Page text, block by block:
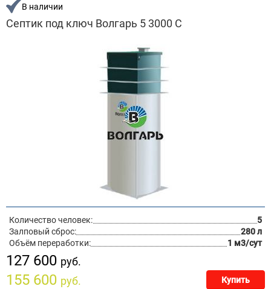
В наличии
Септик под ключ Волгарь 5 3000 С
Количество человек:
5
Залповый сброс:
280 л
Объём переработки:
1 м3/сут
127 600 руб.
155 600 руб. Купить